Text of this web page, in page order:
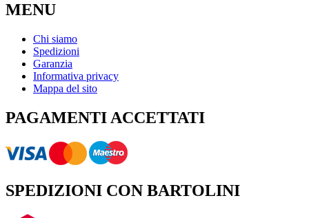
MENU
Chi siamo
Spedizioni
Garanzia
Informativa privacy
Mappa del sito
PAGAMENTI ACCETTATI
SPEDIZIONI CON BARTOLINI